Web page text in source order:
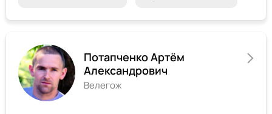
Потапченко Артём
Александрович
Велегож